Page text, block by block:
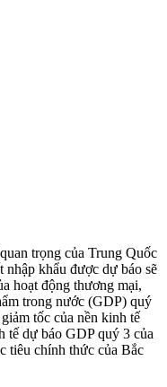
trọng của Trung Quốc
nhập khẩu được dự báo sẽ
hoạt động thương mại,
trong nước (GDP) quý
tốc của nền kinh tế
tế dự báo GDP quý 3 của
tiêu chính thức của Bắc